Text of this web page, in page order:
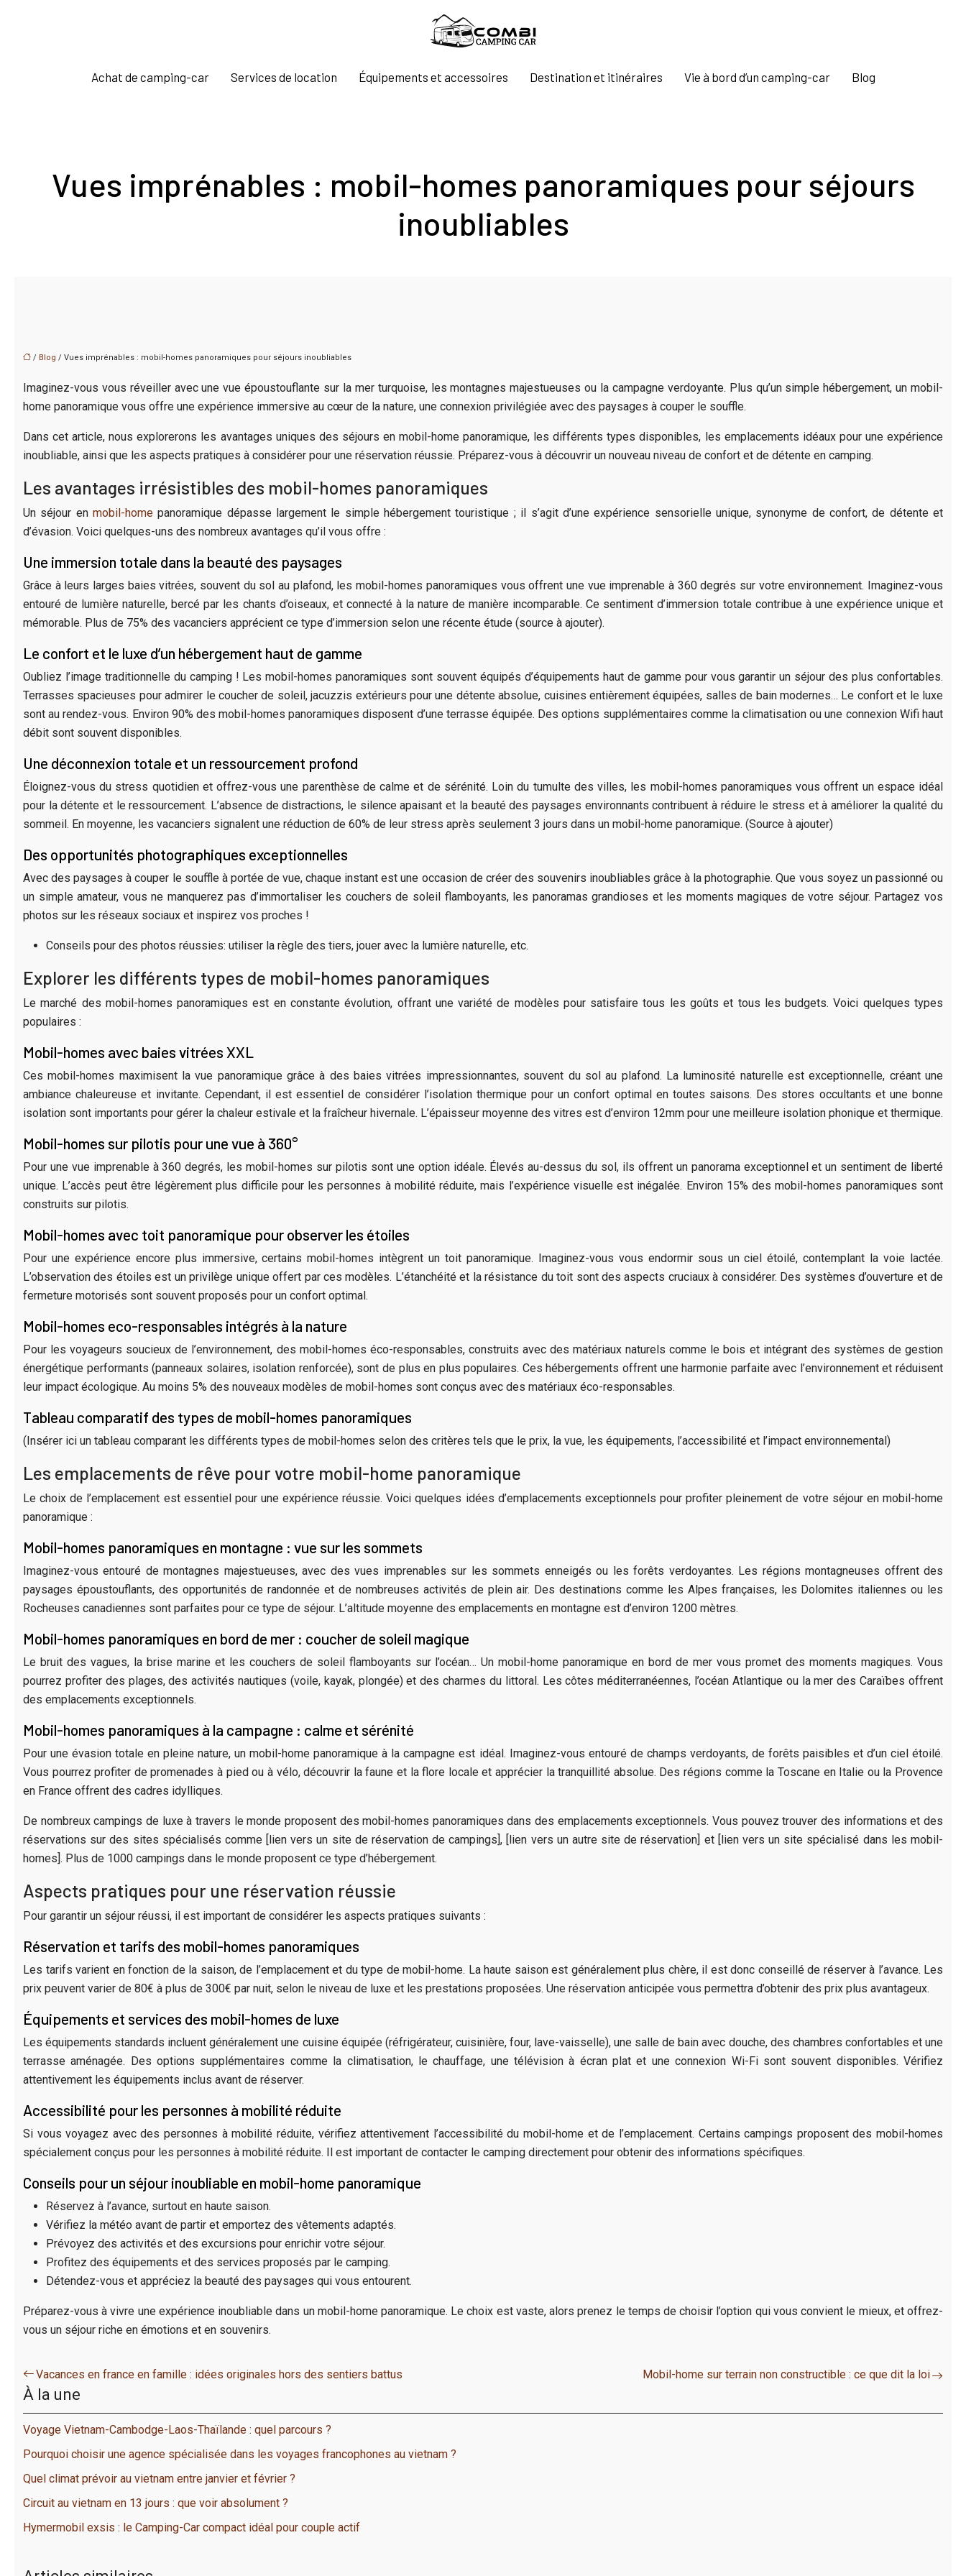
Achat de camping-car Services de location Équipements et accessoires Destination et itinéraires Vie à bord d’un camping-car Blog
Vues imprénables : mobil-homes panoramiques pour séjours
inoubliables
/ Blog / Vues imprénables : mobil-homes panoramiques pour séjours inoubliables
Imaginez-vous vous réveiller avec une vue époustouflante sur la mer turquoise, les montagnes majestueuses ou la campagne verdoyante. Plus qu’un simple hébergement, un mobil-
home panoramique vous offre une expérience immersive au cœur de la nature, une connexion privilégiée avec des paysages à couper le souffle.
Dans cet article, nous explorerons les avantages uniques des séjours en mobil-home panoramique, les différents types disponibles, les emplacements idéaux pour une expérience
inoubliable, ainsi que les aspects pratiques à considérer pour une réservation réussie. Préparez-vous à découvrir un nouveau niveau de confort et de détente en camping.
Les avantages irrésistibles des mobil-homes panoramiques
Un séjour enmobil-homepanoramique dépasse largement le simple hébergement touristique ; il s’agit d’une expérience sensorielle unique, synonyme de confort, de détente et
d’évasion. Voici quelques-uns des nombreux avantages qu’il vous offre :
Une immersion totale dans la beauté des paysages
Grâce à leurs larges baies vitrées, souvent du sol au plafond, les mobil-homes panoramiques vous offrent une vue imprenable à 360 degrés sur votre environnement. Imaginez-vous
entouré de lumière naturelle, bercé par les chants d’oiseaux, et connecté à la nature de manière incomparable. Ce sentiment d’immersion totale contribue à une expérience unique et
mémorable. Plus de 75% des vacanciers apprécient ce type d’immersion selon une récente étude (source à ajouter).
Le confort et le luxe d’un hébergement haut de gamme
Oubliez l’image traditionnelle du camping ! Les mobil-homes panoramiques sont souvent équipés d’équipements haut de gamme pour vous garantir un séjour des plus confortables.
Terrasses spacieuses pour admirer le coucher de soleil, jacuzzis extérieurs pour une détente absolue, cuisines entièrement équipées, salles de bain modernes… Le confort et le luxe
sont au rendez-vous. Environ 90% des mobil-homes panoramiques disposent d’une terrasse équipée. Des options supplémentaires comme la climatisation ou une connexion Wifi haut
débit sont souvent disponibles.
Une déconnexion totale et un ressourcement profond
Éloignez-vous du stress quotidien et offrez-vous une parenthèse de calme et de sérénité. Loin du tumulte des villes, les mobil-homes panoramiques vous offrent un espace idéal
pour la détente et le ressourcement. L’absence de distractions, le silence apaisant et la beauté des paysages environnants contribuent à réduire le stress et à améliorer la qualité du
sommeil. En moyenne, les vacanciers signalent une réduction de 60% de leur stress après seulement 3 jours dans un mobil-home panoramique. (Source à ajouter)
Des opportunités photographiques exceptionnelles
Avec des paysages à couper le souffle à portée de vue, chaque instant est une occasion de créer des souvenirs inoubliables grâce à la photographie. Que vous soyez un passionné ou
un simple amateur, vous ne manquerez pas d’immortaliser les couchers de soleil flamboyants, les panoramas grandioses et les moments magiques de votre séjour. Partagez vos
photos sur les réseaux sociaux et inspirez vos proches !
Conseils pour des photos réussies: utiliser la règle des tiers, jouer avec la lumière naturelle, etc.
Explorer les différents types de mobil-homes panoramiques
Le marché des mobil-homes panoramiques est en constante évolution, offrant une variété de modèles pour satisfaire tous les goûts et tous les budgets. Voici quelques types
populaires :
Mobil-homes avec baies vitrées XXL
Ces mobil-homes maximisent la vue panoramique grâce à des baies vitrées impressionnantes, souvent du sol au plafond. La luminosité naturelle est exceptionnelle, créant une
ambiance chaleureuse et invitante. Cependant, il est essentiel de considérer l’isolation thermique pour un confort optimal en toutes saisons. Des stores occultants et une bonne
isolation sont importants pour gérer la chaleur estivale et la fraîcheur hivernale. L’épaisseur moyenne des vitres est d’environ 12mm pour une meilleure isolation phonique et thermique.
Mobil-homes sur pilotis pour une vue à 360°
Pour une vue imprenable à 360 degrés, les mobil-homes sur pilotis sont une option idéale. Élevés au-dessus du sol, ils offrent un panorama exceptionnel et un sentiment de liberté
unique. L’accès peut être légèrement plus difficile pour les personnes à mobilité réduite, mais l’expérience visuelle est inégalée. Environ 15% des mobil-homes panoramiques sont
construits sur pilotis.
Mobil-homes avec toit panoramique pour observer les étoiles
Pour une expérience encore plus immersive, certains mobil-homes intègrent un toit panoramique. Imaginez-vous vous endormir sous un ciel étoilé, contemplant la voie lactée.
L’observation des étoiles est un privilège unique offert par ces modèles. L’étanchéité et la résistance du toit sont des aspects cruciaux à considérer. Des systèmes d’ouverture et de
fermeture motorisés sont souvent proposés pour un confort optimal.
Mobil-homes eco-responsables intégrés à la nature
Pour les voyageurs soucieux de l’environnement, des mobil-homes éco-responsables, construits avec des matériaux naturels comme le bois et intégrant des systèmes de gestion
énergétique performants (panneaux solaires, isolation renforcée), sont de plus en plus populaires. Ces hébergements offrent une harmonie parfaite avec l’environnement et réduisent
leur impact écologique. Au moins 5% des nouveaux modèles de mobil-homes sont conçus avec des matériaux éco-responsables.
Tableau comparatif des types de mobil-homes panoramiques
(Insérer ici un tableau comparant les différents types de mobil-homes selon des critères tels que le prix, la vue, les équipements, l’accessibilité et l’impact environnemental)
Les emplacements de rêve pour votre mobil-home panoramique
Le choix de l’emplacement est essentiel pour une expérience réussie. Voici quelques idées d’emplacements exceptionnels pour profiter pleinement de votre séjour en mobil-home
panoramique :
Mobil-homes panoramiques en montagne : vue sur les sommets
Imaginez-vous entouré de montagnes majestueuses, avec des vues imprenables sur les sommets enneigés ou les forêts verdoyantes. Les régions montagneuses offrent des
paysages époustouflants, des opportunités de randonnée et de nombreuses activités de plein air. Des destinations comme les Alpes françaises, les Dolomites italiennes ou les
Rocheuses canadiennes sont parfaites pour ce type de séjour. L’altitude moyenne des emplacements en montagne est d’environ 1200 mètres.
Mobil-homes panoramiques en bord de mer : coucher de soleil magique
Le bruit des vagues, la brise marine et les couchers de soleil flamboyants sur l’océan… Un mobil-home panoramique en bord de mer vous promet des moments magiques. Vous
pourrez profiter des plages, des activités nautiques (voile, kayak, plongée) et des charmes du littoral. Les côtes méditerranéennes, l’océan Atlantique ou la mer des Caraïbes offrent
des emplacements exceptionnels.
Mobil-homes panoramiques à la campagne : calme et sérénité
Pour une évasion totale en pleine nature, un mobil-home panoramique à la campagne est idéal. Imaginez-vous entouré de champs verdoyants, de forêts paisibles et d’un ciel étoilé.
Vous pourrez profiter de promenades à pied ou à vélo, découvrir la faune et la flore locale et apprécier la tranquillité absolue. Des régions comme la Toscane en Italie ou la Provence
en France offrent des cadres idylliques.
De nombreux campings de luxe à travers le monde proposent des mobil-homes panoramiques dans des emplacements exceptionnels. Vous pouvez trouver des informations et des
réservations sur des sites spécialisés comme [lien vers un site de réservation de campings], [lien vers un autre site de réservation] et [lien vers un site spécialisé dans les mobil-
homes]. Plus de 1000 campings dans le monde proposent ce type d’hébergement.
Aspects pratiques pour une réservation réussie
Pour garantir un séjour réussi, il est important de considérer les aspects pratiques suivants :
Réservation et tarifs des mobil-homes panoramiques
Les tarifs varient en fonction de la saison, de l’emplacement et du type de mobil-home. La haute saison est généralement plus chère, il est donc conseillé de réserver à l’avance. Les
prix peuvent varier de 80€ à plus de 300€ par nuit, selon le niveau de luxe et les prestations proposées. Une réservation anticipée vous permettra d’obtenir des prix plus avantageux.
Équipements et services des mobil-homes de luxe
Les équipements standards incluent généralement une cuisine équipée (réfrigérateur, cuisinière, four, lave-vaisselle), une salle de bain avec douche, des chambres confortables et une
terrasse aménagée. Des options supplémentaires comme la climatisation, le chauffage, une télévision à écran plat et une connexion Wi-Fi sont souvent disponibles. Vérifiez
attentivement les équipements inclus avant de réserver.
Accessibilité pour les personnes à mobilité réduite
Si vous voyagez avec des personnes à mobilité réduite, vérifiez attentivement l’accessibilité du mobil-home et de l’emplacement. Certains campings proposent des mobil-homes
spécialement conçus pour les personnes à mobilité réduite. Il est important de contacter le camping directement pour obtenir des informations spécifiques.
Conseils pour un séjour inoubliable en mobil-home panoramique
Réservez à l’avance, surtout en haute saison.
Vérifiez la météo avant de partir et emportez des vêtements adaptés.
Prévoyez des activités et des excursions pour enrichir votre séjour.
Profitez des équipements et des services proposés par le camping.
Détendez-vous et appréciez la beauté des paysages qui vous entourent.
Préparez-vous à vivre une expérience inoubliable dans un mobil-home panoramique. Le choix est vaste, alors prenez le temps de choisir l’option qui vous convient le mieux, et offrez-
vous un séjour riche en émotions et en souvenirs.
Vacances en france en famille : idées originales hors des sentiers battus Mobil-home sur terrain non constructible : ce que dit la loi
À la une
Voyage Vietnam-Cambodge-Laos-Thaïlande : quel parcours ?
Pourquoi choisir une agence spécialisée dans les voyages francophones au vietnam ?
Quel climat prévoir au vietnam entre janvier et février ?
Circuit au vietnam en 13 jours : que voir absolument ?
Hymermobil exsis : le Camping-Car compact idéal pour couple actif